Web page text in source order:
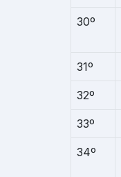
30º
31º
32º
33º
34º